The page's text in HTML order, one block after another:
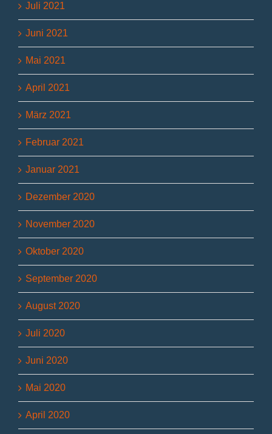
Juli 2021
Juni 2021
Mai 2021
April 2021
März 2021
Februar 2021
Januar 2021
Dezember 2020
November 2020
Oktober 2020
September 2020
August 2020
Juli 2020
Juni 2020
Mai 2020
April 2020